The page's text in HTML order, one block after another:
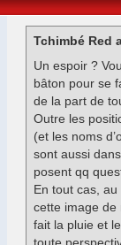
Tchimbé Red
Un espoir ?
bâton pour se
de la part de
Outre les
(et les noms
sont aussi
posent qq
En tout cas,
cette image de
fait la pluie et